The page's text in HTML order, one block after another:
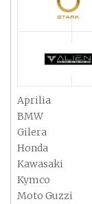
Aprilia
BMW
Gilera
Honda
Kawasaki
Kymco
Moto Guzzi